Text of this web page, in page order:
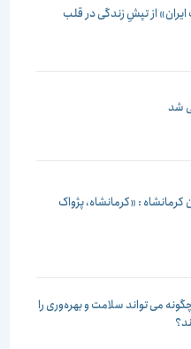
از تپشِ زندگی در قلب
: «کرمانشاه، پژواک
می تواند سلامت و بهره‌وری را